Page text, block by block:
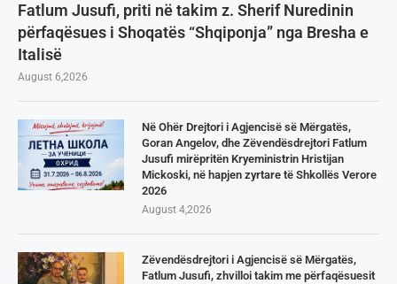
Fatlum Jusufi, priti në takim z. Sherif Nuredinin
përfaqësues i Shoqatës “Shqiponja” nga Bresha e
Italisë
August 6,2026
Në Ohër Drejtori i Agjencisë së Mërgatës,
Goran Angelov, dhe Zëvendësdrejtori Fatlum
Jusufi mirëpritën Kryeministrin Hristijan
Mickoski, në hapjen zyrtare të Shkollës Verore
2026
August 4,2026
Zëvendësdrejtori i Agjencisë së Mërgatës,
Fatlum Jusufi, zhvilloi takim me përfaqësuesit